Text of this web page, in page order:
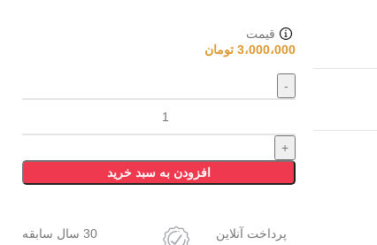
قیمت
3،000،000 تومان
افزودن به سبد خرید
پرداخت آنلاین 30 سال سابقه